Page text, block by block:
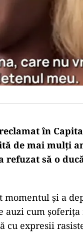
în
de mai mulți
să o
momentul și a
cum șoferița
cu expresii